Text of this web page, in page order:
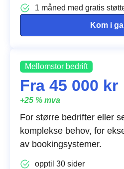
1 måned med gratis
Kom i
Mellomstor bedrift
Fra 45 000 kr
+25 % mva
For større bedrifter eller
komplekse behov, for
av bookingsystemer.
opptil 30 sider